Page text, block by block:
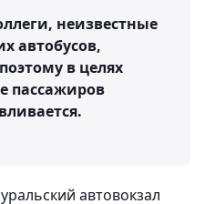
неизвестные
автобусов,
в целях
пассажиров
автовокзал